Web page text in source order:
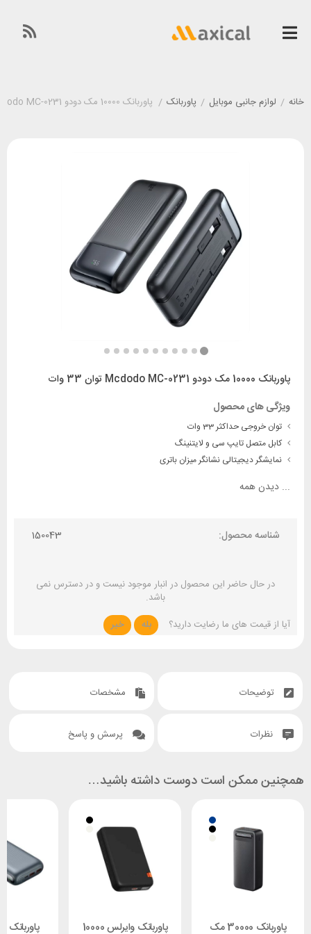
خانه / لوازم جانبی موبایل / پاوربانک / پاوربانک 10000 مک دودو Mcdodo MC-0231 توان 33 وات
پاوربانک 10000 مک دودو Mcdodo MC-0231 توان 33 وات
ویژگی های محصول
توان خروجی حداکثر 33 وات
کابل متصل تایپ سی و لایتنینگ
نمایشگر دیجیتالی نشانگر میزان باتری
... دیدن همه
شناسه محصول: 150043
در حال حاضر این محصول در انبار موجود نیست و در دسترس نمی
باشد.
آیا از قیمت های ما رضایت دارید؟
بله خیر
توضیحات مشخصات
نظرات پرسش و پاسخ
همچنین ممکن است دوست داشته باشید…
پاوربانک 30000 مک
پاوربانک وایرلس 10000